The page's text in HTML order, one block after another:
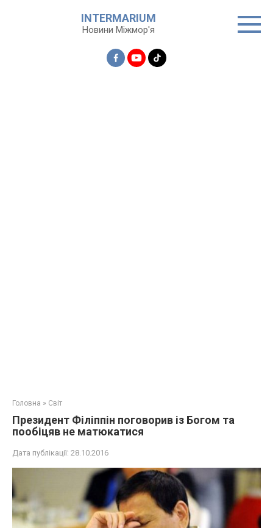
INTERMARIUM
Новини Міжмор'я
Головна » Світ
Президент Філіппін поговорив із Богом та
пообіцяв не матюкатися
Дата публікації: 28.10.2016